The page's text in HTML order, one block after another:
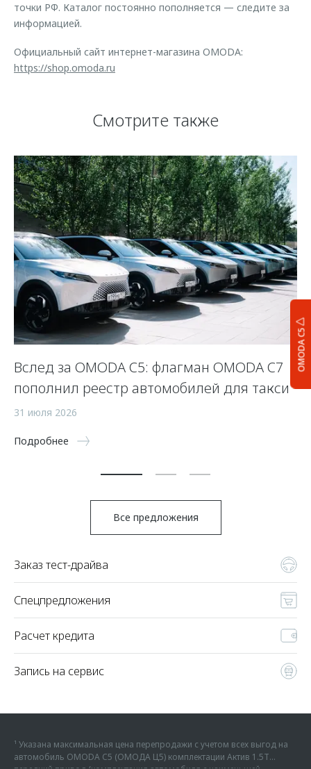
OMODA C5
точки РФ. Каталог постоянно пополняется — следите за
информацией.
Официальный сайт интернет-магазина OMODA:
https://shop.omoda.ru
Смотрите также
Вслед за OMODA C5: флагман OMODA C7
пополнил реестр автомобилей для такси
31 июля 2026
Подробнее
Все предложения
Заказ тест-драйва
Спецпредложения
Расчет кредита
Запись на сервис
¹ Указана максимальная цена перепродажи с учетом всех выгод на
автомобиль OMODA C5 (ОМОДА Ц5) комплектации Актив 1.5Т